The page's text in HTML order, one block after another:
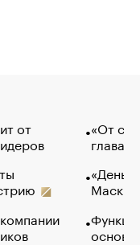
от
«От
глава
Маск в
основ